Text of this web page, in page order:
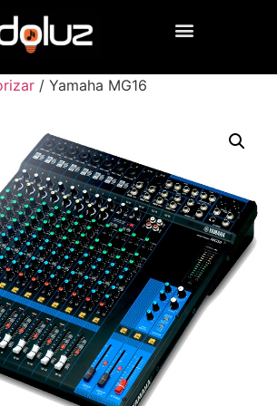
/ Yamaha MG16